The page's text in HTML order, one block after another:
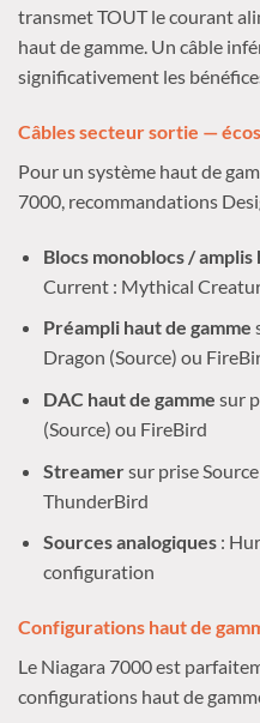
transmet TOUT le courant
haut de gamme. Un câble
significativement les
Câbles secteur sortie —
Pour un système haut de
7000, recommandations
Blocs monoblocs / amplis
Current : Mythical
Préampli haut de gamme
Dragon (Source) ou
DAC haut de gamme sur
(Source) ou FireBird
Streamersur prise
ThunderBird
Sources analogiques:
configuration
Configurations haut de
Le Niagara 7000 est
configurations haut de